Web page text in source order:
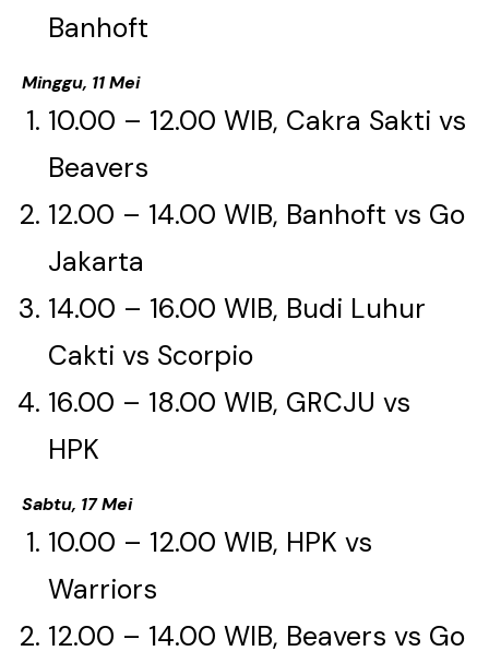
Banhoft​​​​​​​
Minggu, 11 Mei
10.00 – 12.00 WIB, Cakra Sakti vs
Beavers​​​​​​​
12.00 – 14.00 WIB, Banhoft vs Go
Jakarta
14.00 – 16.00 WIB, Budi Luhur
Cakti vs Scorpio​​​​​​​
16.00 – 18.00 WIB, GRCJU vs
HPK​​​​​​​
Sabtu, 17 Mei
10.00 – 12.00 WIB, HPK vs
Warriors​​​​​​​
12.00 – 14.00 WIB, Beavers vs Go